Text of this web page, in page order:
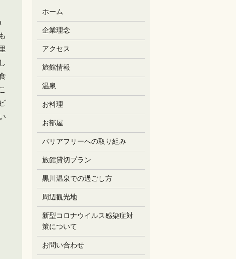
ホーム
企業理念
アクセス
旅館情報
温泉
お料理
お部屋
バリアフリーへの取り組み
旅館貸切プラン
黒川温泉での過ごし方
周辺観光地
新型コロナウイルス感染症対
策について
お問い合わせ